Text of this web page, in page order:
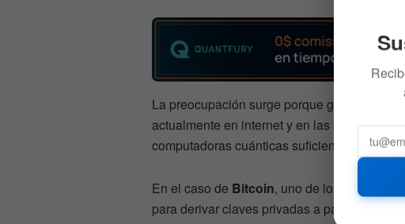
La preocupación surge porque gran parte de
actualmente en internet y en las blockchains
computadoras cuánticas suficientemente
En el caso de Bitcoin, uno de los riesgos
para derivar claves privadas a partir de